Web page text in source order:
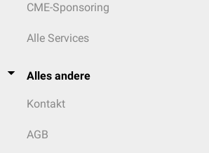
CME-Sponsoring
Alle Services
Alles andere
Kontakt
AGB